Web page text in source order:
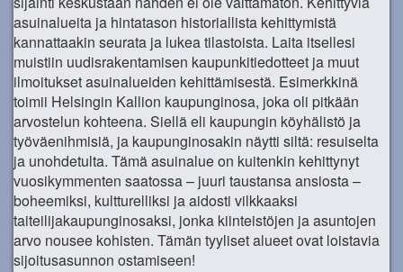
asuinalueita ja hintatason historiallista kehittymistä
kannattaakin seurata ja lukea tilastoista. Laita itsellesi
muistiin uudisrakentamisen kaupunkitiedotteet ja muut
ilmoitukset asuinalueiden kehittämisestä. Esimerkkinä
toimii Helsingin Kallion kaupunginosa, joka oli pitkään
arvostelun kohteena. Siellä eli kaupungin köyhälistö ja
työväenihmisiä, ja kaupunginosakin näytti siltä: resuiselta
ja unohdetulta. Tämä asuinalue on kuitenkin kehittynyt
vuosikymmenten saatossa – juuri taustansa ansiosta –
boheemiksi, kultturelliksi ja aidosti vilkkaaksi
taiteilijakaupunginosaksi, jonka kiinteistöjen ja asuntojen
arvo nousee kohisten. Tämän tyyliset alueet ovat loistavia
sijoitusasunnon ostamiseen!